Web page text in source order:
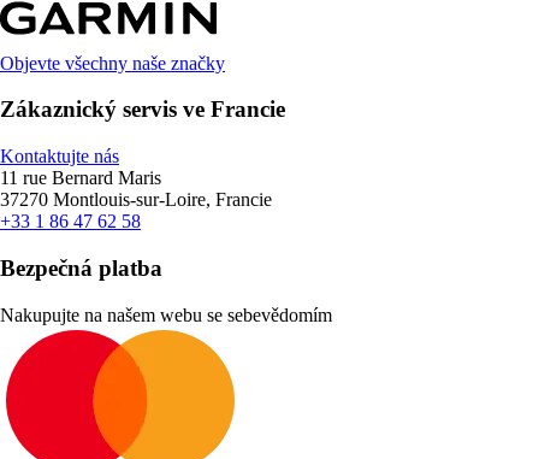
Objevte všechny naše značky
Zákaznický servis ve Francie
Kontaktujte nás
11 rue Bernard Maris
37270 Montlouis-sur-Loire, Francie
+33 1 86 47 62 58
Bezpečná platba
Nakupujte na našem webu se sebevědomím